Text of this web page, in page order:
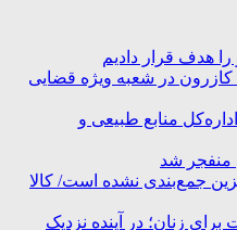
را هدف قرار دادیم
کازرون در شعبه ویژه قضایی
منابع طبیعی و
منفجر شد
جمع‌بندی نشده است/ کالا
زنان؛ در آینده نزدیک